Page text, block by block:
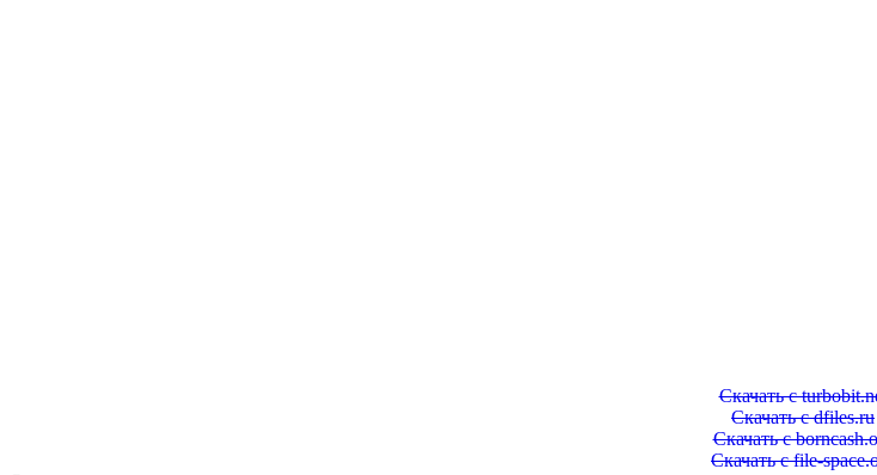
Скачать с
Скачать с dfiles.ru
Скачать с
Скачать с file-